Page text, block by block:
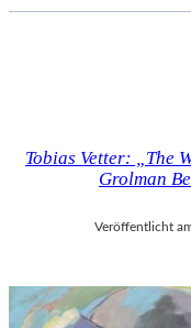
Tobias Vetter: „The
Grolman
Veröffentlicht